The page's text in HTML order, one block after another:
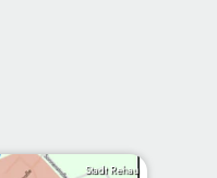
Stadt Rehau